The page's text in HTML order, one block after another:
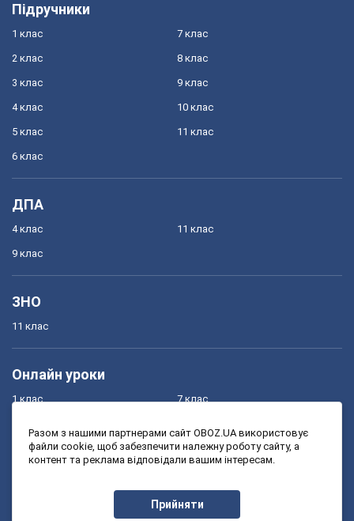
Підручники
1 клас
2 клас
3 клас
4 клас
5 клас
6 клас
7 клас
8 клас
9 клас
10 клас
11 клас
ДПА
4 клас
9 клас
11 клас
ЗНО
11 клас
Онлайн уроки
1 клас
3 клас
7 клас
9 клас
Разом з нашими партнерами сайт OBOZ.UA використовує
файли cookie, щоб забезпечити належну роботу сайту, а
контент та реклама відповідали вашим інтересам.
Прийняти